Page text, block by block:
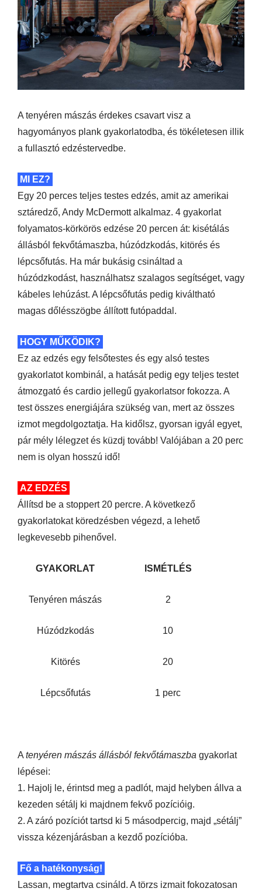
A tenyéren mászás érdekes csavart visz a
hagyományos plank gyakorlatodba, és tökéletesen illik
a fullasztó edzéstervedbe.
MI EZ?
Egy 20 perces teljes testes edzés, amit az amerikai
sztáredző, Andy McDermott alkalmaz. 4 gyakorlat
folyamatos-körkörös edzése 20 percen át: kisétálás
állásból fekvőtámaszba, húzódzkodás, kitörés és
lépcsőfutás. Ha már bukásig csináltad a
húzódzkodást, használhatsz szalagos segítséget, vagy
kábeles lehúzást. A lépcsőfutás pedig kiváltható
magas dőlésszögbe állított futópaddal.
HOGY MŰKÖDIK?
Ez az edzés egy felsőtestes és egy alsó testes
gyakorlatot kombinál, a hatását pedig egy teljes testet
átmozgató és cardio jellegű gyakorlatsor fokozza. A
test összes energiájára szükség van, mert az összes
izmot megdolgoztatja. Ha kidőlsz, gyorsan igyál egyet,
pár mély lélegzet és küzdj tovább! Valójában a 20 perc
nem is olyan hosszú idő!
AZ EDZÉS
Állítsd be a stoppert 20 percre. A következő
gyakorlatokat köredzésben végezd, a lehető
legkevesebb pihenővel.
GYAKORLAT ISMÉTLÉS
Tenyéren mászás 2
Húzódzkodás 10
Kitörés 20
Lépcsőfutás 1 perc
A tenyéren mászás állásból fekvőtámaszba gyakorlat
lépései:
1. Hajolj le, érintsd meg a padlót, majd helyben állva a
kezeden sétálj ki majdnem fekvő pozícióig.
2. A záró pozíciót tartsd ki 5 másodpercig, majd „sétálj”
vissza kézenjárásban a kezdő pozícióba.
Fő a hatékonyság!
Lassan, megtartva csináld. A törzs izmait fokozatosan